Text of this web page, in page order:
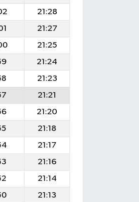
21:28
21:27
21:25
21:24
21:23
21:21
21:20
21:18
21:17
21:16
21:14
21:13